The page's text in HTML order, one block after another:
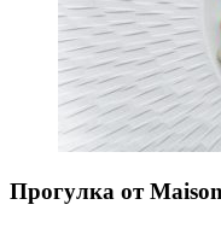
Прогулка от